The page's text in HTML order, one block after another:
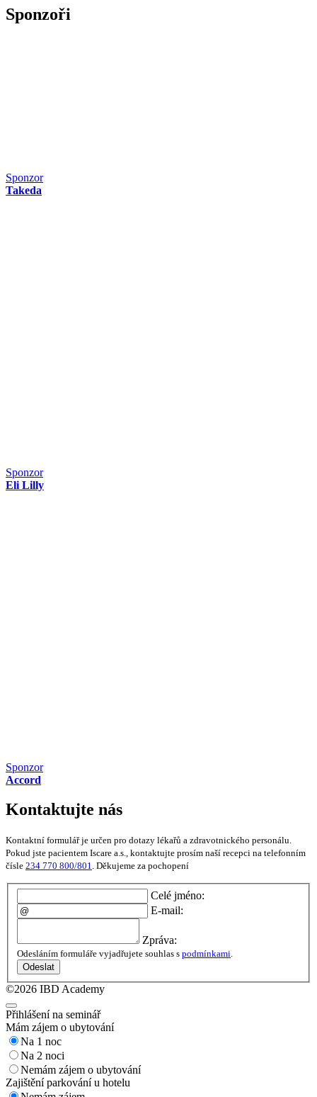
Sponzoři
Sponzor
Takeda
Sponzor
Eli Lilly
Sponzor
Accord
Kontaktujte nás
Kontaktní formulář je určen pro dotazy lékařů a zdravotnického personálu.
Pokud jste pacientem Iscare a.s., kontaktujte prosím naší recepci na telefonním
čísle 234 770 800/801. Děkujeme za pochopení
Celé jméno:
E-mail:
Zpráva:
Odesláním formuláře vyjadřujete souhlas s podmínkami
Odeslat
©2026 IBD Academy
Přihlášení na seminář
Mám zájem o ubytování
Na 1 noc
Na 2 noci
Nemám zájem o ubytování
Zajištění parkování u hotelu